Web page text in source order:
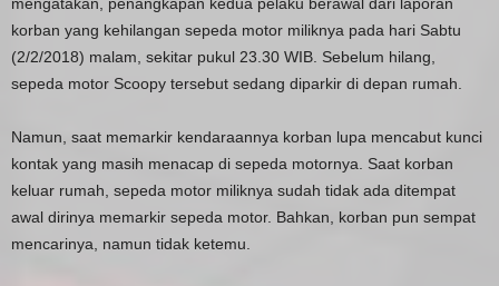
korban yang kehilangan sepeda motor miliknya pada hari Sabtu
(2/2/2018) malam, sekitar pukul 23.30 WIB. Sebelum hilang,
sepeda motor Scoopy tersebut sedang diparkir di depan rumah.
Namun, saat memarkir kendaraannya korban lupa mencabut kunci
kontak yang masih menacap di sepeda motornya. Saat korban
keluar rumah, sepeda motor miliknya sudah tidak ada ditempat
awal dirinya memarkir sepeda motor. Bahkan, korban pun sempat
mencarinya, namun tidak ketemu.